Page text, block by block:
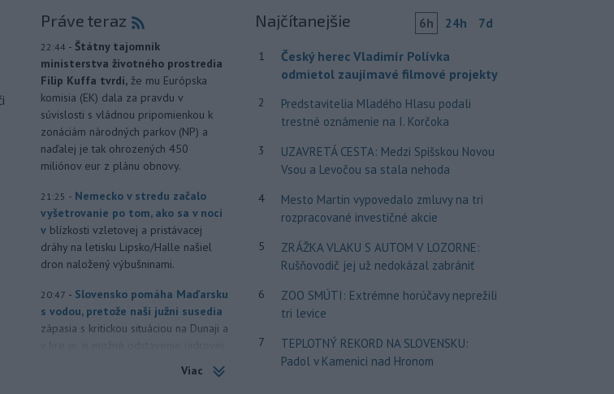
Práve teraz
22:44 - Štátny tajomník
ministerstva životného prostredia
Filip Kuffa tvrdí, že mu Európska
komisia (EK) dala za pravdu v
súvislosti s vládnou pripomienkou k
zonáciám národných parkov (NP) a
naďalej je tak ohrozených 450
miliónov eur z plánu obnovy.
21:25 - Nemecko v stredu začalo
vyšetrovanie po tom, ako sa v noci
v blízkosti vzletovej a pristávacej
dráhy na letisku Lipsko/Halle našiel
dron naložený výbušninami.
20:47 - Slovensko pomáha Maďarsku
s vodou, pretože naši južní susedia
zápasia s kritickou situáciou na Dunaji a
Viac
Najčítanejšie 6h 24h 7d
1
Český herec Vladimír Polívka
odmietol zaujímavé filmové projekty
2
Predstavitelia Mladého Hlasu podali
trestné oznámenie na I. Korčoka
3
UZAVRETÁ CESTA: Medzi Spišskou Novou
Vsou a Levočou sa stala nehoda
4
Mesto Martin vypovedalo zmluvy na tri
rozpracované investičné akcie
5
ZRÁŽKA VLAKU S AUTOM V LOZORNE:
Rušňovodič jej už nedokázal zabrániť
6
ZOO SMÚTI: Extrémne horúčavy neprežili
tri levice
7
TEPLOTNÝ REKORD NA SLOVENSKU:
Padol v Kamenici nad Hronom